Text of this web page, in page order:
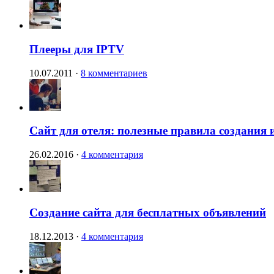
Плееры для IPTV
10.07.2011 · 8 комментариев
Сайт для отеля: полезные правила создания
26.02.2016 · 4 комментария
Создание сайта для бесплатных объявлений
18.12.2013 · 4 комментария